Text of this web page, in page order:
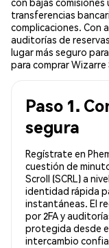
transferencias
complicaciones. Con
auditorías de
lugar más seguro
para comprar Wizarre
Paso 1.
segura
Regístrate en
cuestión de
Scroll (SCRL) a
identidad rápida
instantáneas. El
por 2FA y
protegida desde
intercambio